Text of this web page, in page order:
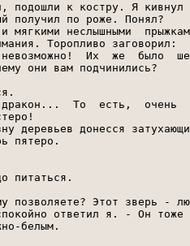
подошли к костру. Я кивнул
получил по роже. Понял?
мягкими неслышными
Торопливо заговорил:
Их  же  было
они вам подчинились?
То  есть,  очень
деревьев донесся
пятеро.
питаться.
позволяете? Этот зверь -
ответил я. - Он тоже
белым.